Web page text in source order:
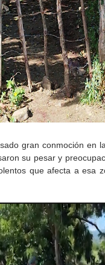
gran conmoción en
su pesar y
que afecta a esa